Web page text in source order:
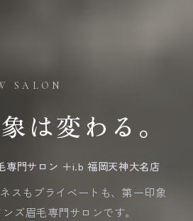
SALON
は変わる。
専門サロン ＋i.b 福岡天神大名店
スもプライベートも、第一印象
ズ眉毛専門サロンです。